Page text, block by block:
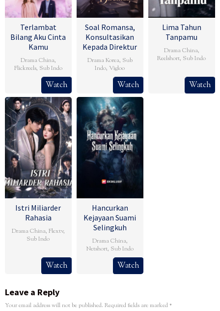
Terlambat
Bilang Aku Cinta
Kamu
Drama China,
Flickreels, Sub Indo
Watch
Soal Romansa,
Konsultasikan
Kepada Direktur
Drama Korea, Sub
Indo,Vigloo
Watch
Lima Tahun
Tanpamu
Drama China,
Reelshort, Sub Indo
Watch
Istri Miliarder
Rahasia
Drama China, Flextv,
Sub Indo
Watch
Hancurkan
Kejayaan Suami
Selingkuh
Drama China,
Netshort, Sub Indo
Watch
Leave a Reply
Your email address will not be published. Required fields are marked*